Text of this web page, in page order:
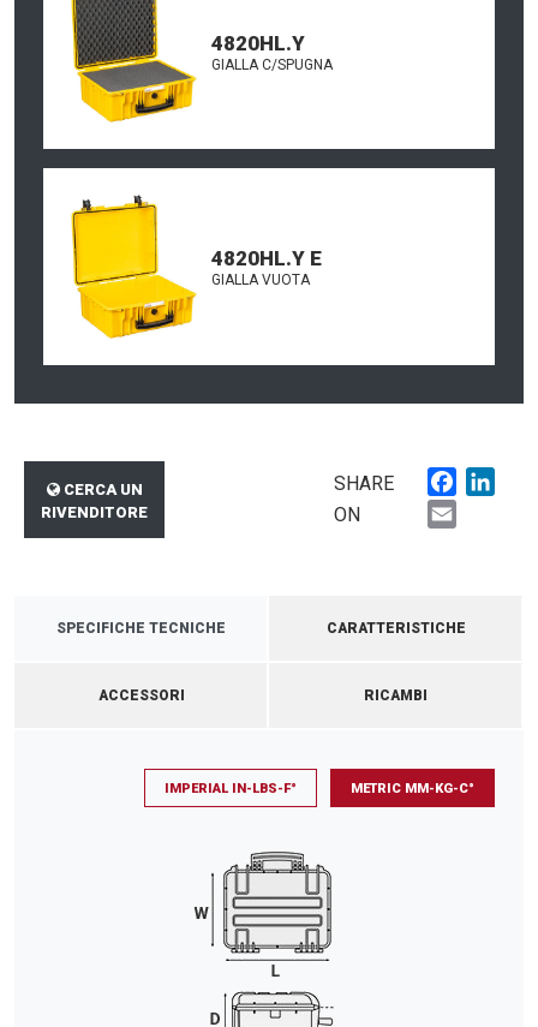
4820HL.Y
GIALLA C/SPUGNA
4820HL.Y E
GIALLA VUOTA
CERCA UN
RIVENDITORE
SHARE
ON
SPECIFICHE TECNICHE CARATTERISTICHE
ACCESSORI RICAMBI
IMPERIAL IN-LBS-F° METRIC MM-KG-C°